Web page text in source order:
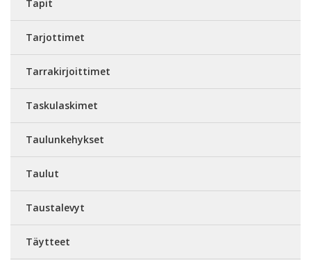
Tapit
Tarjottimet
Tarrakirjoittimet
Taskulaskimet
Taulunkehykset
Taulut
Taustalevyt
Täytteet